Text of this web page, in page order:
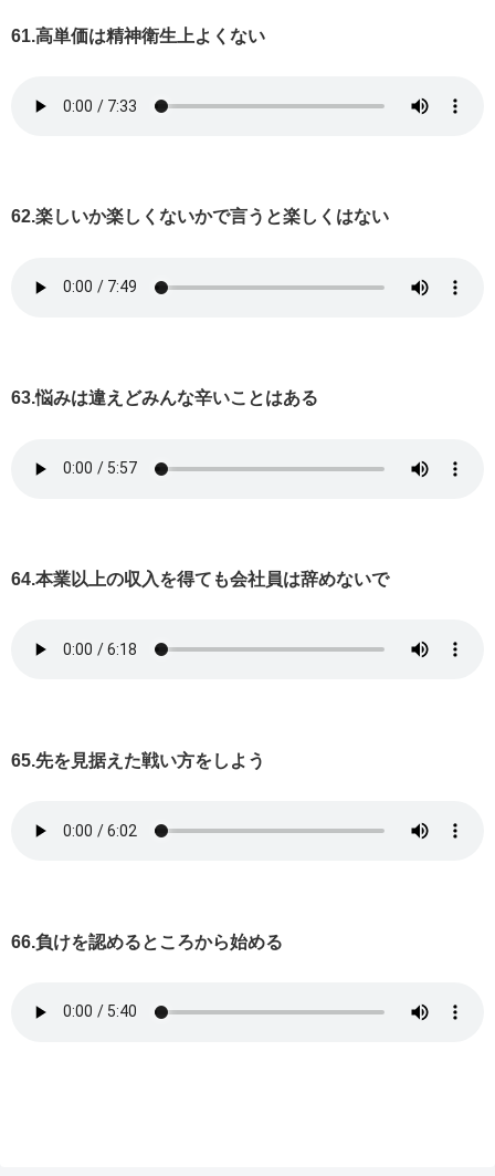
61.高単価は精神衛生上よくない
62.楽しいか楽しくないかで言うと楽しくはない
63.悩みは違えどみんな辛いことはある
64.本業以上の収入を得ても会社員は辞めないで
65.先を見据えた戦い方をしよう
66.負けを認めるところから始める